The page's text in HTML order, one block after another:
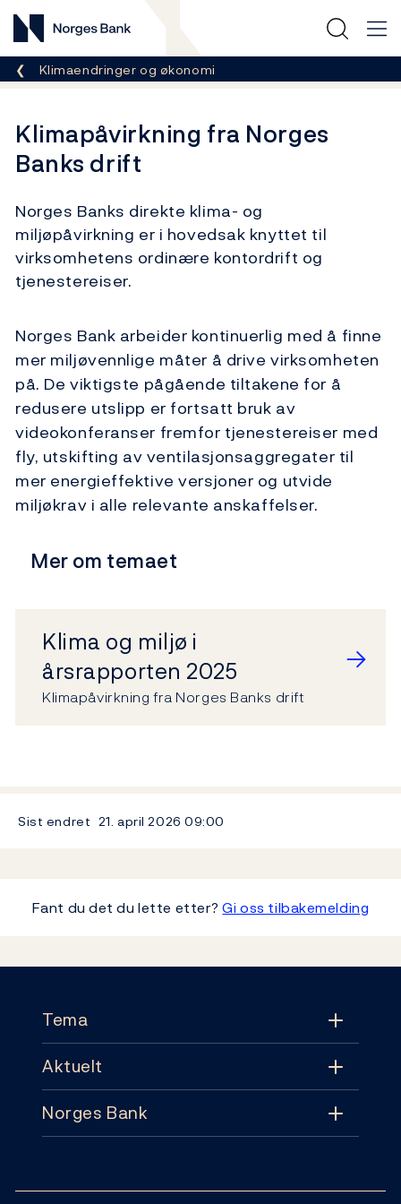
Norges Bank
Her er du nå:
Klimaendringer og økonomi
Klimapåvirkning fra Norges
Banks drift
Norges Banks direkte klima- og
miljøpåvirkning er i hovedsak knyttet til
virksomhetens ordinære kontordrift og
tjenestereiser.
Norges Bank arbeider kontinuerlig med å finne
mer miljøvennlige måter å drive virksomheten
på. De viktigste pågående tiltakene for å
redusere utslipp er fortsatt bruk av
videokonferanser fremfor tjenestereiser med
fly, utskifting av ventilasjonsaggregater til
mer energieffektive versjoner og utvide
miljøkrav i alle relevante anskaffelser.
Mer om temaet
Klima og miljø i
årsrapporten 2025
Klimapåvirkning fra Norges Banks drift
Sist endret 21. april 202609:00
Fant du det du lette etter?Gi oss tilbakemelding
Tema
Tema
Pengepolitikk
Aktuelt
Aktuelt
Norges Bank